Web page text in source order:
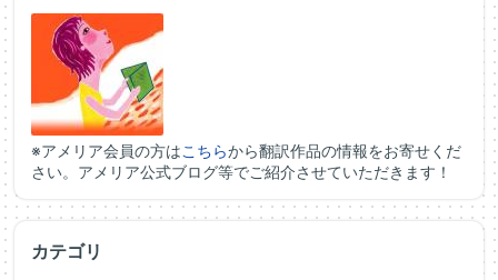
※アメリア会員の方はこちらから翻訳作品の情報をお寄せくだ
さい。アメリア公式ブログ等でご紹介させていただきます！
カテゴリ